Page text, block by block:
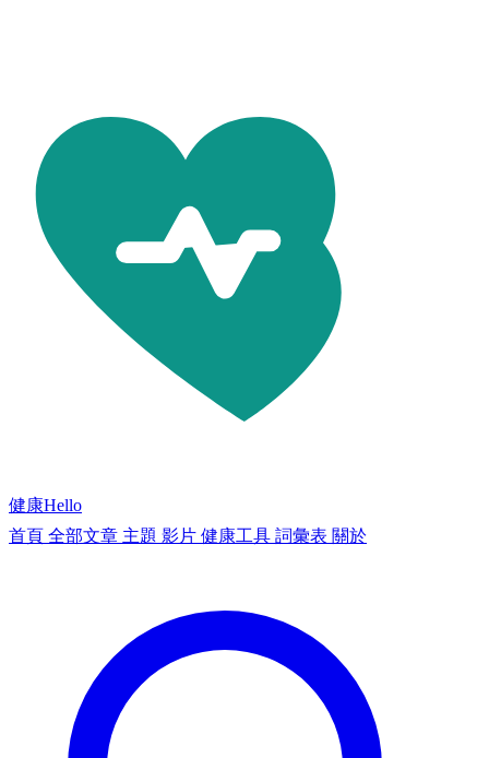
健康Hello
首頁 全部文章 主題 影片 健康工具 詞彙表 關於